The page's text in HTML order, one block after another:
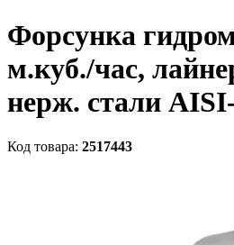
Форсунка
м.куб./час,
нерж. стали
Код товара: 2517443